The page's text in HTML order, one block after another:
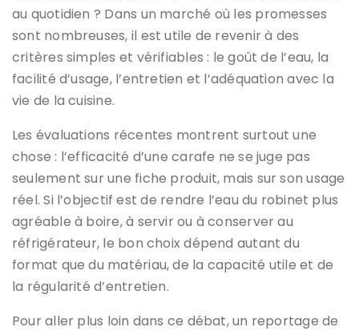
au quotidien ? Dans un marché où les promesses
sont nombreuses, il est utile de revenir à des
critères simples et vérifiables : le goût de l’eau, la
facilité d’usage, l’entretien et l’adéquation avec la
vie de la cuisine.
Les évaluations récentes montrent surtout une
chose : l’efficacité d’une carafe ne se juge pas
seulement sur une fiche produit, mais sur son usage
réel. Si l’objectif est de rendre l’eau du robinet plus
agréable à boire, à servir ou à conserver au
réfrigérateur, le bon choix dépend autant du
format que du matériau, de la capacité utile et de
la régularité d’entretien.
Pour aller plus loin dans ce débat, un reportage de